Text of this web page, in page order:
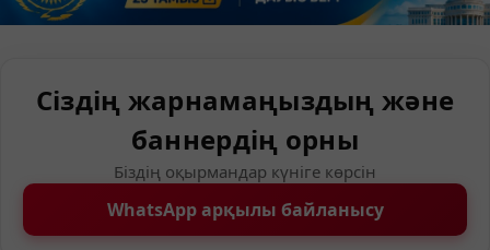
Сіздің жарнамаңыздың және
баннердің орны
Біздің оқырмандар күніге көрсін
WhatsApp арқылы байланысу